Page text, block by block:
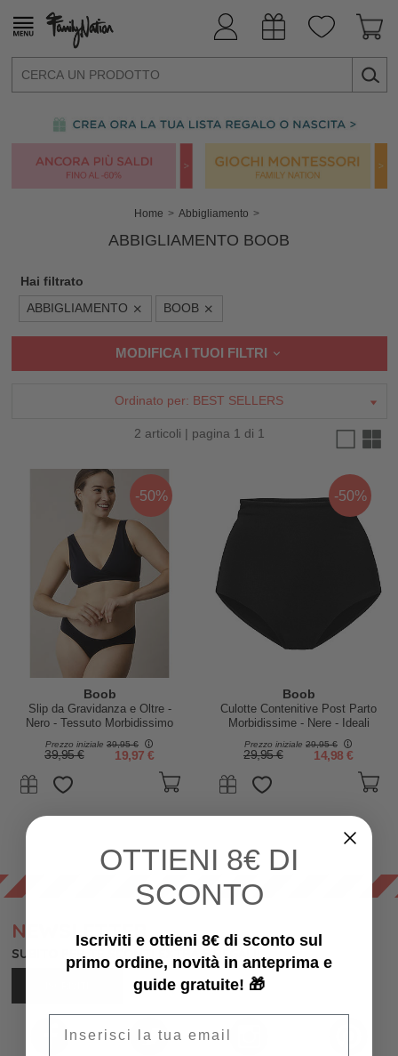
Home Abbigliamento
ABBIGLIAMENTO BOOB
Hai filtrato
ABBIGLIAMENTO BOOB
MODIFICA I TUOI FILTRI
Ordinato per: BEST SELLERS
2 articoli | pagina 1 di 1
-50%
Boob
Slip da Gravidanza e Oltre -
Nero - Tessuto Morbidissimo
Prezzo iniziale 39,95 €
39,95 € 19,97 €
-50%
Boob
Culotte Contenitive Post Parto
Morbidissime - Nere - Ideali
anche dopo un Cesareo
Prezzo iniziale 29,95 €
29,95 € 14,98 €
NEWSLETTER
SUBITO PER TE SCONTI EXTRA E REGALI!
OTTIENI 8€ DI
SCONTO
Iscriviti e ottieni 8€ di sconto sul
primo ordine, novità in anteprima e
guide gratuite! 🎁